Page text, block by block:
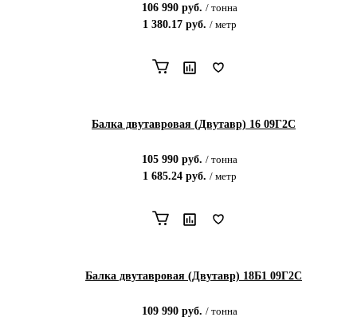
106 990 руб. / тонна
1 380.17 руб. / метр
Балка двутавровая (Двутавр) 16 09Г2С
105 990 руб. / тонна
1 685.24 руб. / метр
Балка двутавровая (Двутавр) 18Б1 09Г2С
109 990 руб. / тонна